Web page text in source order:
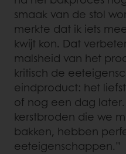
smaak van de stol
merkte dat ik iets
kwijt kon. Dat
malsheid van het
kritisch de
eindproduct: het
of nog een dag
kerstbroden die we
bakken, hebben
eeteigenschappen.”